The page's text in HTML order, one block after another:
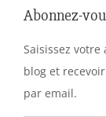
Abonnez-
Saisissez
blog et
par email.